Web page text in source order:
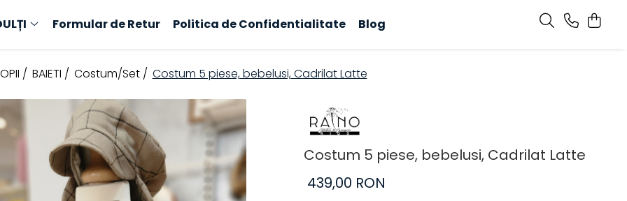
Formular de Retur Politica de Confidentialitate Blog
/ BAIETI / Costum/Set / Costum 5 piese, bebelusi, Cadrilat Latte
Costum 5 piese, bebelusi, Cadrilat Latte
439,00 RON